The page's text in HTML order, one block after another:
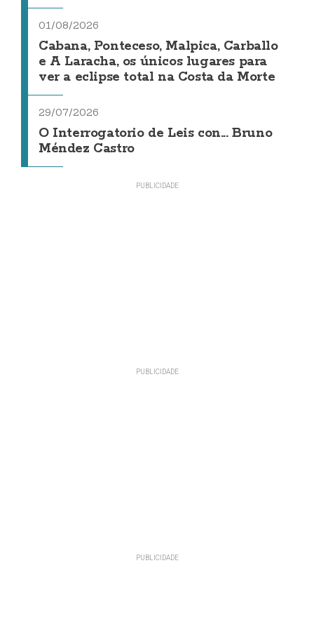
01/08/2026
Cabana, Ponteceso, Malpica, Carballo
e A Laracha, os únicos lugares para
ver a eclipse total na Costa da Morte
29/07/2026
O Interrogatorio de Leis con... Bruno
Méndez Castro